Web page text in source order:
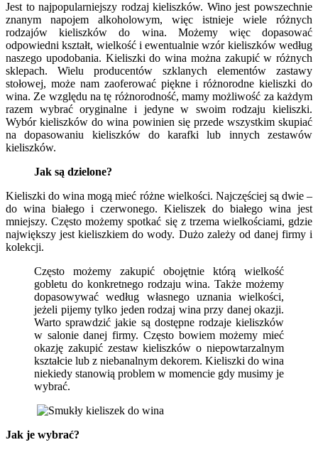
Jest to najpopularniejszy rodzaj kieliszków. Wino jest powszechnie
znanym napojem alkoholowym, więc istnieje wiele różnych
rodzajów kieliszków do wina. Możemy więc dopasować
odpowiedni kształt, wielkość i ewentualnie wzór kieliszków według
naszego upodobania. Kieliszki do wina można zakupić w różnych
sklepach. Wielu producentów szklanych elementów zastawy
stołowej, może nam zaoferować piękne i różnorodne kieliszki do
wina. Ze względu na tę różnorodność, mamy możliwość za każdym
razem wybrać oryginalne i jedyne w swoim rodzaju kieliszki.
Wybór kieliszków do wina powinien się przede wszystkim skupiać
na dopasowaniu kieliszków do karafki lub innych zestawów
kieliszków.
Jak są dzielone?
Kieliszki do wina mogą mieć różne wielkości. Najczęściej są dwie –
do wina białego i czerwonego. Kieliszek do białego wina jest
mniejszy. Często możemy spotkać się z trzema wielkościami, gdzie
największy jest kieliszkiem do wody. Dużo zależy od danej firmy i
kolekcji.
Często możemy zakupić obojętnie którą wielkość
gobletu do konkretnego rodzaju wina. Także możemy
dopasowywać według własnego uznania wielkości,
jeżeli pijemy tylko jeden rodzaj wina przy danej okazji.
Warto sprawdzić jakie są dostępne rodzaje kieliszków
w salonie danej firmy. Często bowiem możemy mieć
okazję zakupić zestaw kieliszków o niepowtarzalnym
kształcie lub z niebanalnym dekorem. Kieliszki do wina
niekiedy stanowią problem w momencie gdy musimy je
wybrać.
Jak je wybrać?